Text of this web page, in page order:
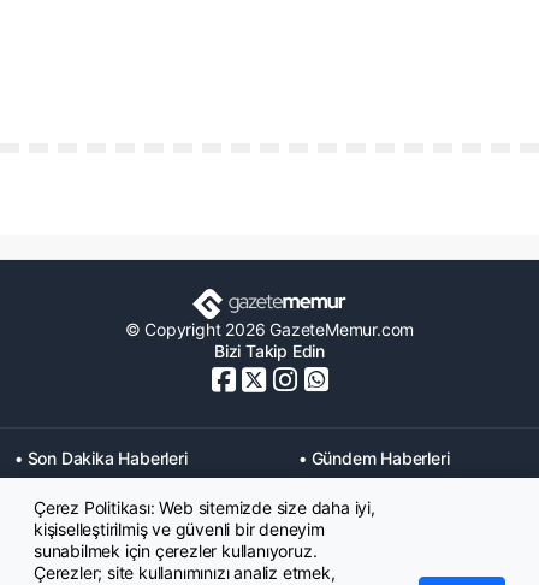
© Copyright 2026 GazeteMemur.com
Bizi Takip Edin
• Son Dakika Haberleri
• Gündem Haberleri
• Memurlar Haberleri
• KPSS Haberleri
• Ekonomi Haberleri
• Eğitim Haberleri
• Yaşam Haberleri
• Maaş Verileri Haberleri
• Mahkeme Kararları
Çerez Politikası: Web sitemizde size daha iyi,
kişiselleştirilmiş ve güvenli bir deneyim
sunabilmek için çerezler kullanıyoruz.
Çerezler; site kullanımınızı analiz etmek,